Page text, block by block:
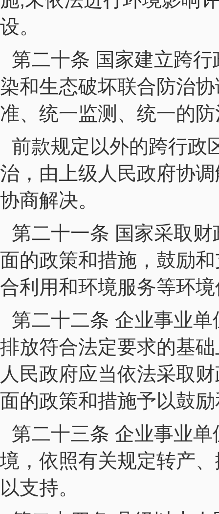
设。
第二十条 国家建立跨
染和生态破坏联合防治
准、统一监测、统一的
前款规定以外的跨行政
治，由上级人民政府协
协商解决。
第二十一条 国家采取
面的政策和措施，鼓励
合利用和环境服务等环
第二十二条 企业事业
排放符合法定要求的基
人民政府应当依法采取
面的政策和措施予以鼓
第二十三条 企业事业
境，依照有关规定转产
以支持。